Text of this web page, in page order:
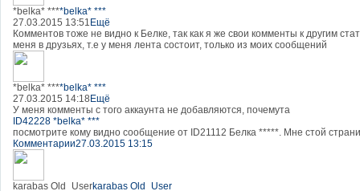
*belka* ****belka* ***
27.03.2015 13:51 Ещё
Комментов тоже не видно к Белке, так как я же свои комменты к другим
меня в друзьях, т.е у меня лента состоит, только из моих сообщений
*belka* ****belka* ***
27.03.2015 14:18 Ещё
У меня комменты с того аккаунта не добавляются, почемута
ID42228 *belka* ***
посмотрите кому видно сообщение от ID21112 Белка *****. Мне стой
Комментарии27.03.2015 13:15
karabas Old_Userkarabas Old_User